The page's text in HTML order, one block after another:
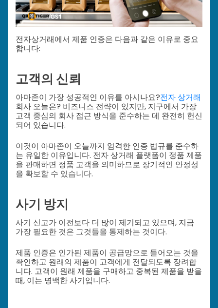
전자상거래에서 제품 인증은 다음과 같은 이유로 중요
합니다:
고객의 신뢰
아마존이 가장 성공적인 이유를 아시나요?전자 상거래
회사 오늘은? 비즈니스 전략이 있지만, 지구에서 가장
고객 중심의 회사 접근 방식을 준수하는 데 완전히 헌신
되어 있습니다.
이것이 아마존이 오늘까지 엄격한 인증 법규를 준수하
는 유일한 이유입니다. 전자 상거래 플랫폼이 정품 제품
을 판매하면 정품 고객을 의미하므로 장기적인 안정성
을 확보할 수 있습니다.
사기 방지
사기 신고가 이전보다 더 많이 제기되고 있으며, 지금
가장 필요한 것은 그것들을 통제하는 것이다.
제품 인증은 인가된 제품이 공급망으로 들어오는 것을
확인하고 원래의 제품이 고객에게 전달되도록 장려합
니다. 고객이 원래 제품을 구매하고 중복된 제품을 받을
때, 이는 명백한 사기입니다.